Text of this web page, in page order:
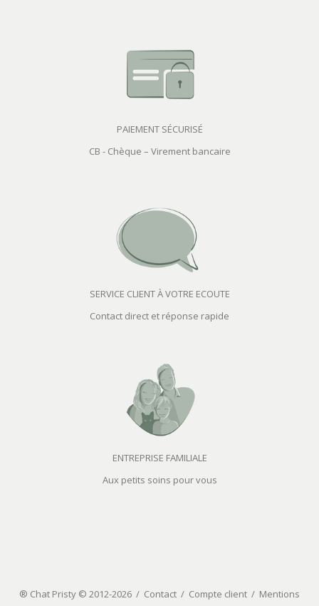
PAIEMENT SÉCURISÉ
CB - Chèque – Virement bancaire
SERVICE CLIENT À VOTRE ECOUTE
Contact direct et réponse rapide
ENTREPRISE FAMILIALE
Aux petits soins pour vous
® Chat Pristy © 2012-2026 / Contact / Compte client / Mentions